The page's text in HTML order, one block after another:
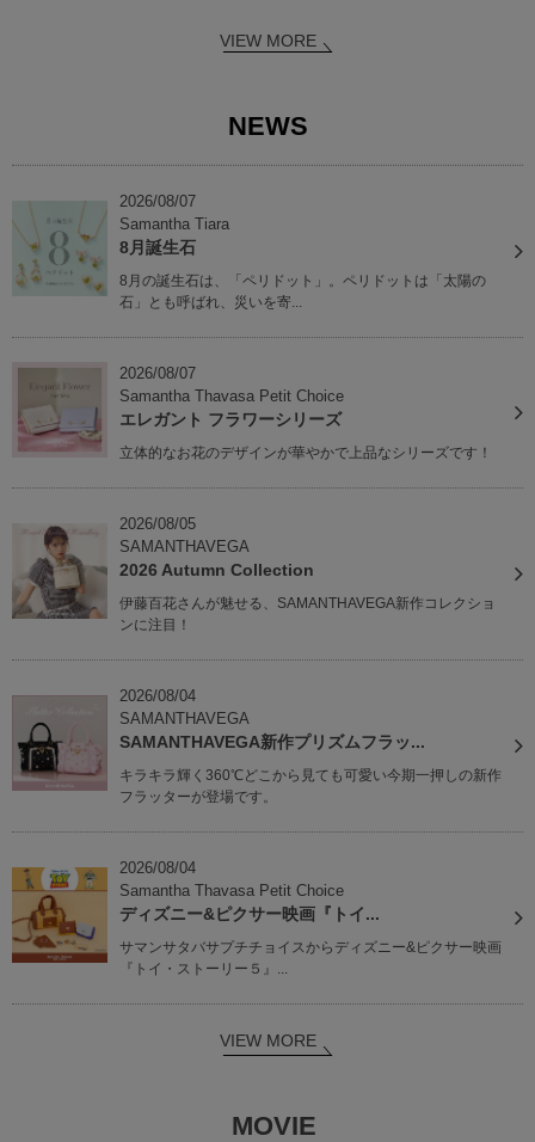
VIEW MORE
NEWS
2026/08/07
Samantha Tiara
8月誕生石
8月の誕生石は、「ペリドット」。ペリドットは「太陽の
石」とも呼ばれ、災いを寄...
2026/08/07
Samantha Thavasa Petit Choice
エレガント フラワーシリーズ
立体的なお花のデザインが華やかで上品なシリーズです！
2026/08/05
SAMANTHAVEGA
2026 Autumn Collection
伊藤百花さんが魅せる、SAMANTHAVEGA新作コレクショ
ンに注目！
2026/08/04
SAMANTHAVEGA
SAMANTHAVEGA新作プリズムフラッ...
キラキラ輝く360℃どこから見ても可愛い今期一押しの新作
フラッターが登場です。
2026/08/04
Samantha Thavasa Petit Choice
ディズニー&ピクサー映画『トイ...
サマンサタバサプチチョイスからディズニー&ピクサー映画
『トイ・ストーリー５』...
VIEW MORE
MOVIE